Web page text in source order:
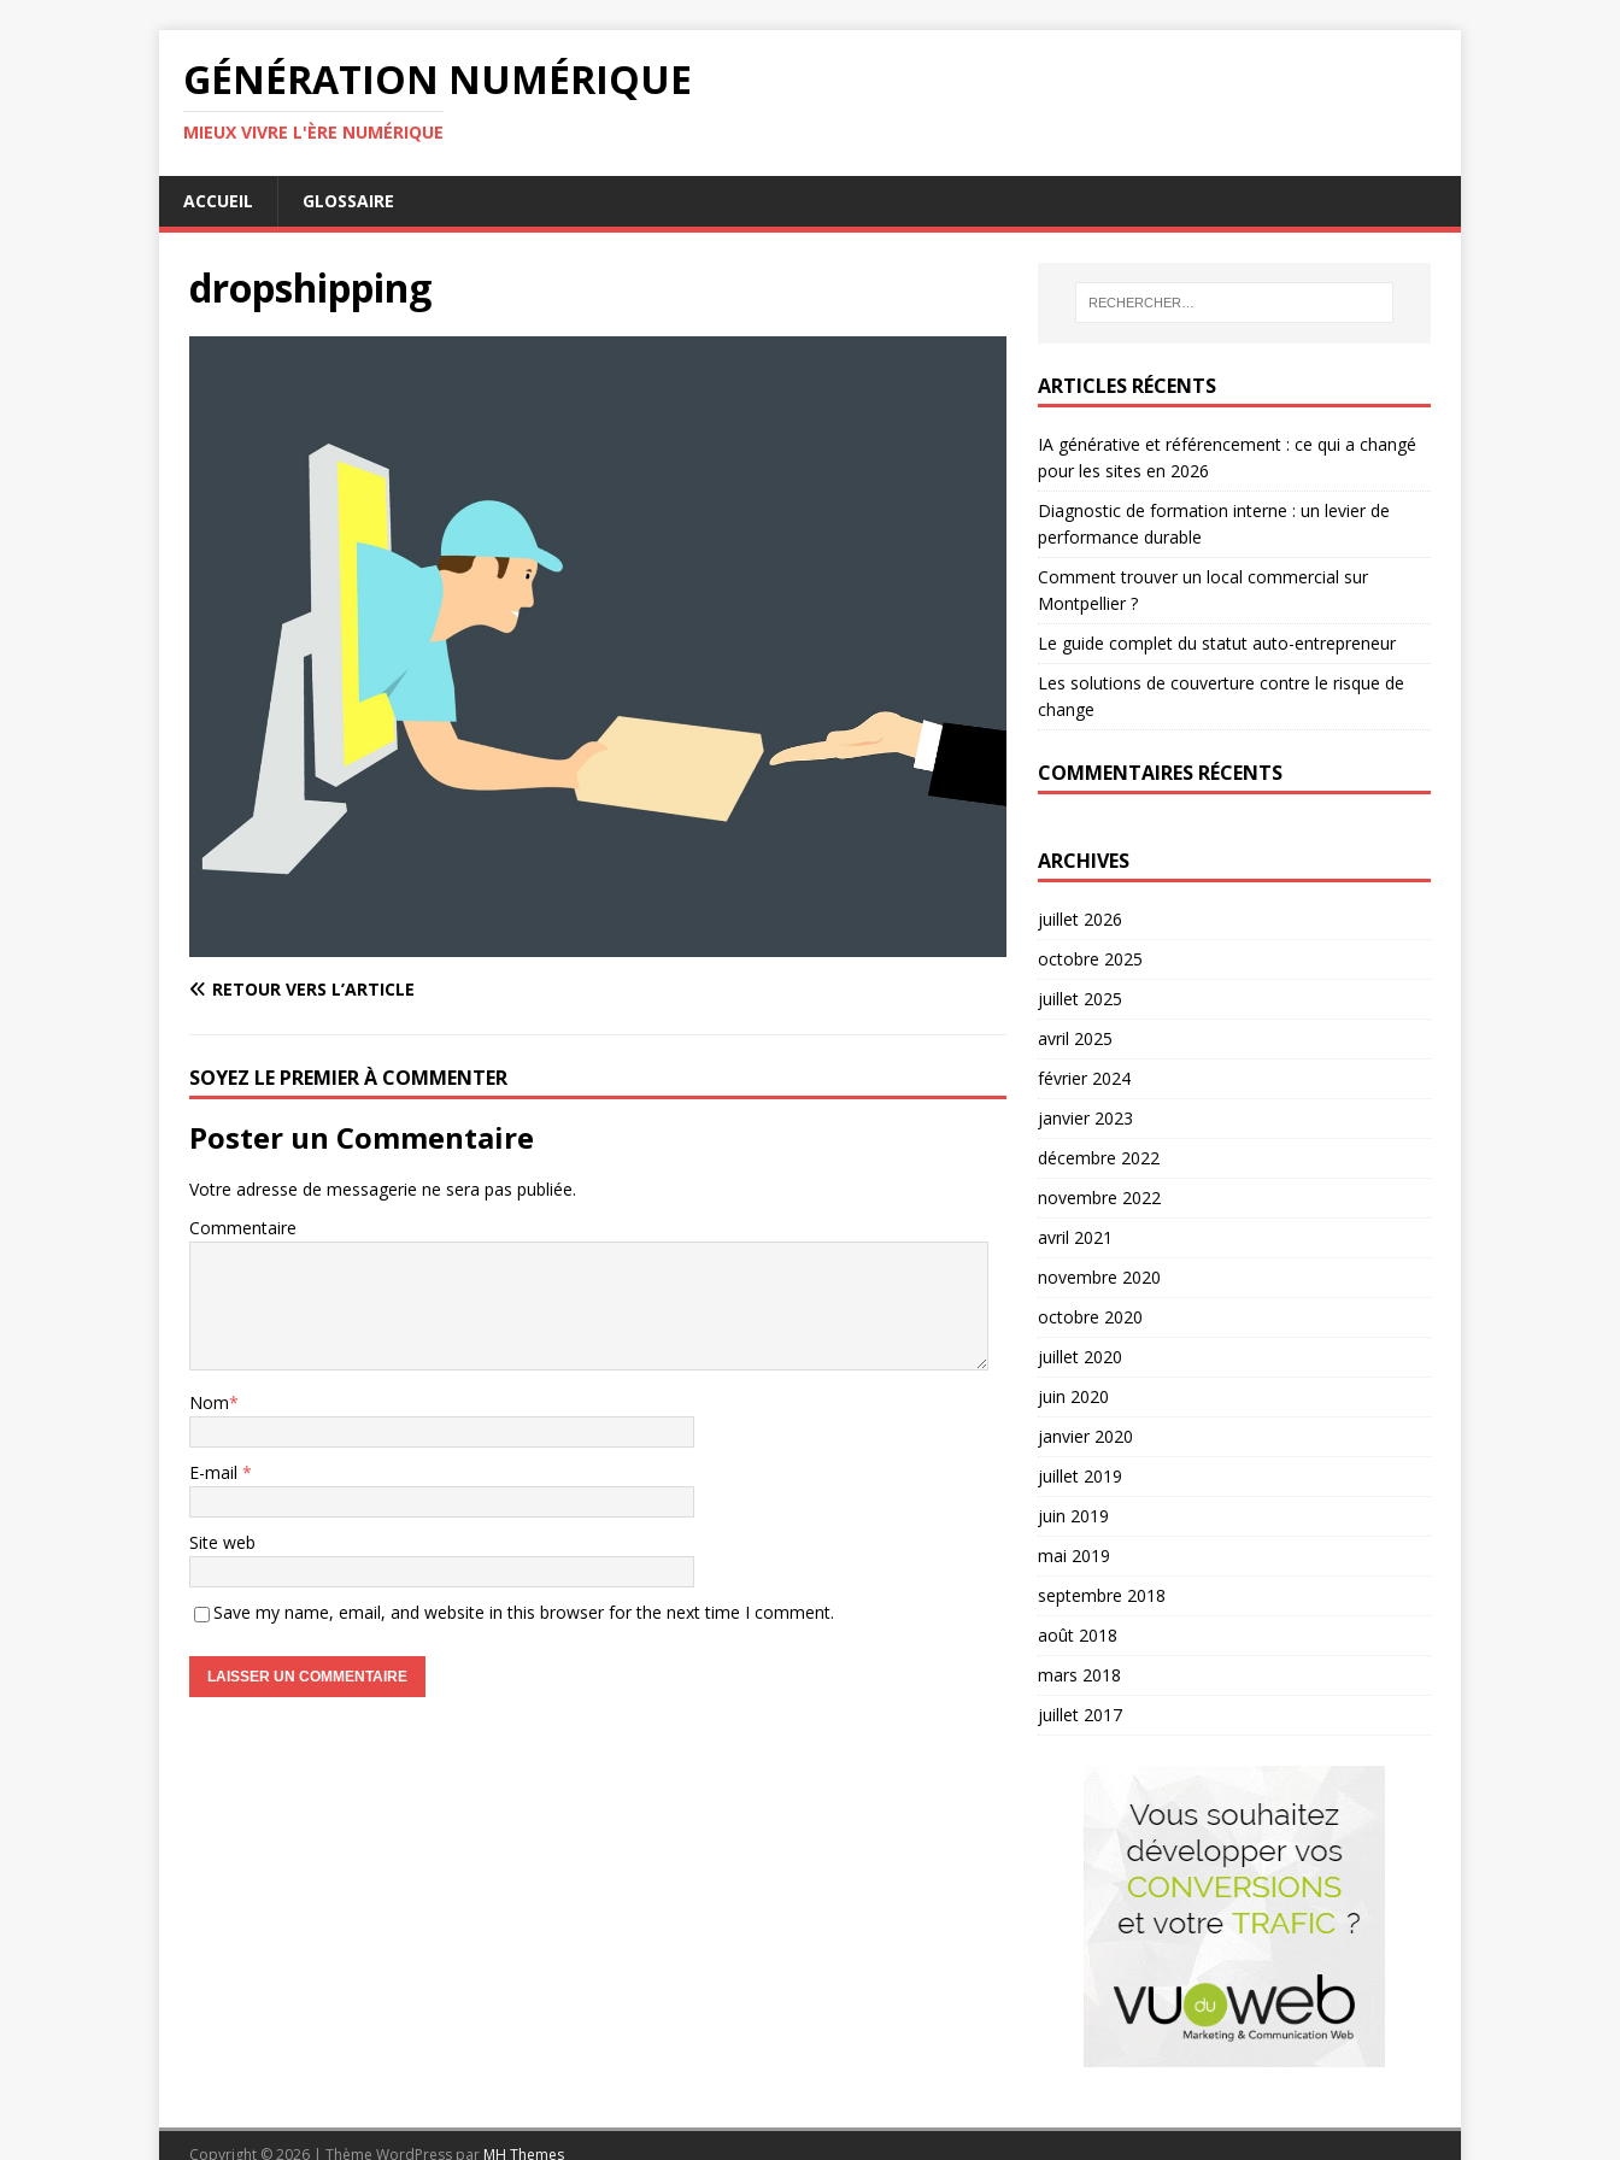
GÉNÉRATION NUMÉRIQUE
MIEUX VIVRE L'ÈRE NUMÉRIQUE
ACCUEIL GLOSSAIRE
dropshipping
RETOUR VERS L’ARTICLE
SOYEZ LE PREMIER À COMMENTER
Poster un Commentaire
Votre adresse de messagerie ne sera pas publiée.
Commentaire
Nom*
E-mail *
Site web
Save my name, email, and website in this browser for the next time I comment.
ARTICLES RÉCENTS
IA générative et référencement : ce qui a changé
pour les sites en 2026
Diagnostic de formation interne : un levier de
performance durable
Comment trouver un local commercial sur
Montpellier ?
Le guide complet du statut auto-entrepreneur
Les solutions de couverture contre le risque de
change
COMMENTAIRES RÉCENTS
ARCHIVES
juillet 2026
octobre 2025
juillet 2025
avril 2025
février 2024
janvier 2023
décembre 2022
novembre 2022
avril 2021
novembre 2020
octobre 2020
juillet 2020
juin 2020
janvier 2020
juillet 2019
juin 2019
mai 2019
septembre 2018
août 2018
mars 2018
juillet 2017
Copyright © 2026 | Thème WordPress par MH Themes